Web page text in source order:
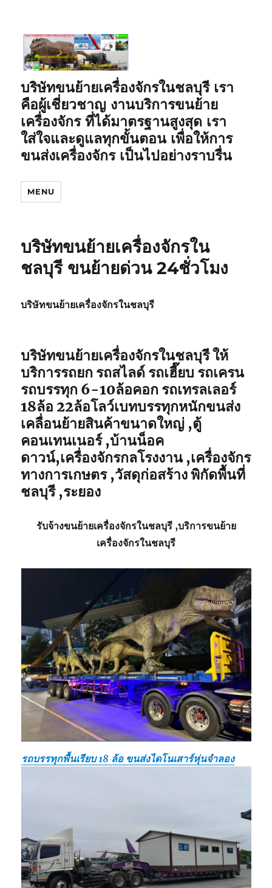
บริษัทขนย้ายเครื่องจักรในชลบุรี เรา
คือผู้เชี่ยวชาญ งานบริการขนย้าย
เครื่องจักร ที่ได้มาตรฐานสูงสุด เรา
ใส่ใจและดูแลทุกขั้นตอน เพื่อให้การ
ขนส่งเครื่องจักร เป็นไปอย่างราบรื่น
MENU
บริษัทขนย้ายเครื่องจักรใน
ชลบุรี ขนย้ายด่วน 24ชั่วโมง
บริษัทขนย้ายเครื่องจักรในชลบุรี
บริษัทขนย้ายเครื่องจักรในชลบุรี ให้
บริการรถยก รถสไลด์ รถเฮี๊ยบ รถเครน
รถบรรทุก 6-10ล้อคอก รถเทรลเลอร์
18ล้อ 22ล้อโลว์เบทบรรทุกหนักขนส่ง
เคลื่อนย้ายสินค้าขนาดใหญ่ ,ตู้
คอนเทนเนอร์ ,บ้านน็อค
ดาวน์,เครื่องจักรกลโรงงาน ,เครื่องจักร
ทางการเกษตร ,วัสดุก่อสร้าง พิกัดพื้นที่
ชลบุรี ,ระยอง
รับจ้างขนย้ายเครื่องจักรในชลบุรี,บริการขนย้าย
เครื่องจักรในชลบุรี
รถบรรทุกพื้นเรียบ 18 ล้อ ขนส่งไดโนเสาร์หุ่นจำลอง